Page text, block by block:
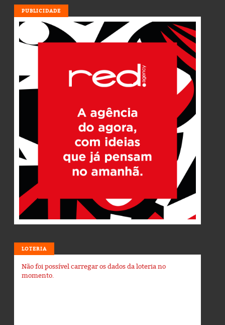
PUBLICIDADE
LOTERIA
Não foi possível carregar os dados da loteria no
momento.